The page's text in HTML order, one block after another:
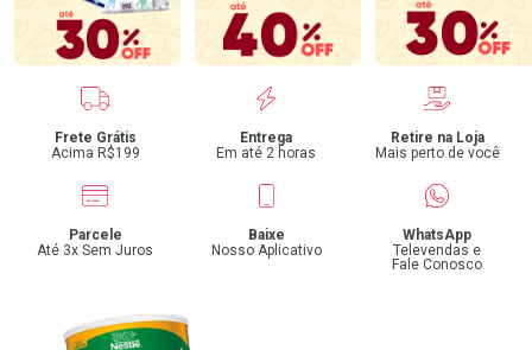
Benefícios
Frete Grátis
Acima R$199
Entrega
Em até 2 horas
Retire na Loja
Mais perto de você
Parcele
Até 3x Sem Juros
Baixe
Nosso Aplicativo
WhatsApp
Televendas e
Fale Conosco